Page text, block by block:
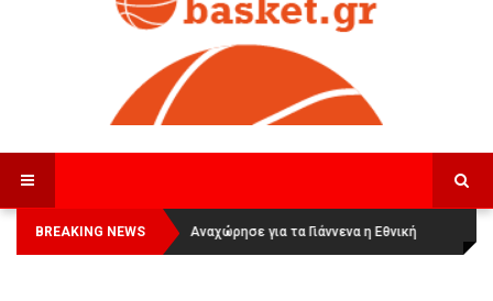
BREAKING NEWS
Οι Πάνθηρες Καβάλας στην Women
Basketball League 1
Αναχώρησε για τα Γιάννενα η Εθνική
Γυναικών: